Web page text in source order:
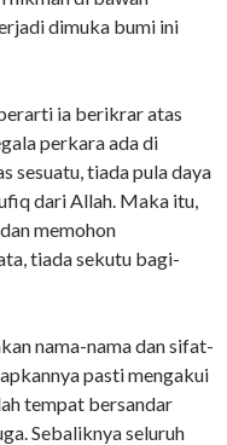
dimuka bumi ini
ia berikrar atas
perkara ada di
sesuatu, tiada pula daya
dari Allah. Maka itu,
memohon
tiada sekutu bagi-
nama-nama dan sifat-
pasti mengakui
tempat bersandar
Sebaliknya seluruh